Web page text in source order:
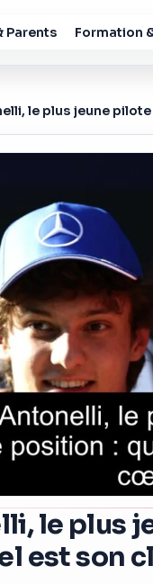
Parents Formation
le plus jeune
le plus
est son